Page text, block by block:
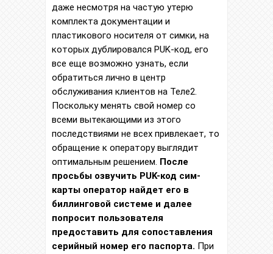
даже несмотря на частую утерю
комплекта документации и
пластикового носителя от симки, на
которых дублировался PUK-код, его
все еще возможно узнать, если
обратиться лично в центр
обслуживания клиентов на Теле2.
Поскольку менять свой номер со
всеми вытекающими из этого
последствиями не всех привлекает, то
обращение к оператору выглядит
оптимальным решением. После
просьбы озвучить PUK-код сим-
карты оператор найдет его в
биллинговой системе и далее
попросит пользователя
предоставить для сопоставления
серийный номер его паспорта. При